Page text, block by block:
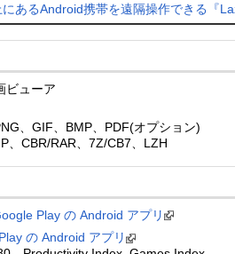
あるAndroid携帯を遠隔操作できる『
ビューア
、GIF、BMP、PDF(オプション)
、CBR/RAR、7Z/CB7、LZH
Play の Android アプリ
の Android アプリ